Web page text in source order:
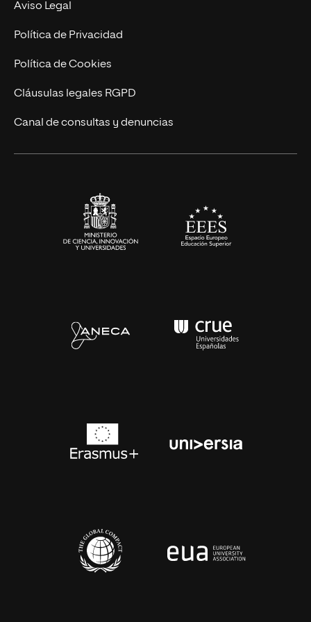
Marketing y Comunicación
Ingeniería
Diseño
Ciencias de la Salud
Contacto
Aviso Legal
Política de Privacidad
Política de Cookies
Cláusulas legales RGPD
Canal de consultas y denuncias